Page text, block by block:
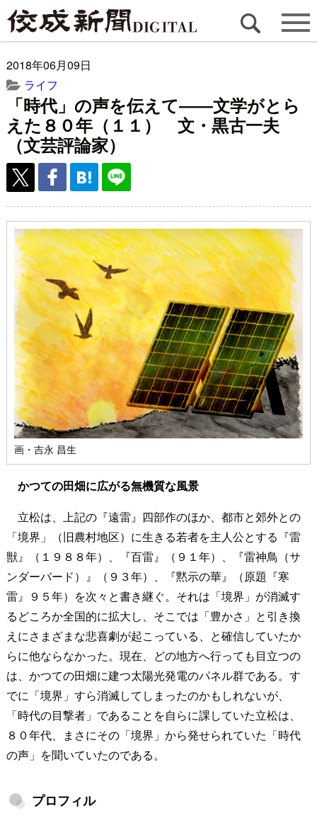
2018年06月09日
ライフ
「時代」の声を伝えて――文学がとら
えた８０年（１１） 文・黒古一夫
（文芸評論家）
画・吉永 昌生
かつての田畑に広がる無機質な風景
立松は、上記の『遠雷』四部作のほか、都市と郊外との
「境界」（旧農村地区）に生きる若者を主人公とする『雷
獣』（１９８８年）、『百雷』（９１年）、『雷神鳥（サ
ンダーバード）』（９３年）、『黙示の華』（原題『寒
雷』９５年）を次々と書き継ぐ。それは「境界」が消滅す
るどころか全国的に拡大し、そこでは「豊かさ」と引き換
えにさまざまな悲喜劇が起こっている、と確信していたか
らに他ならなかった。現在、どの地方へ行っても目立つの
は、かつての田畑に建つ太陽光発電のパネル群である。す
でに「境界」すら消滅してしまったのかもしれないが、
「時代の目撃者」であることを自らに課していた立松は、
８０年代、まさにその「境界」から発せられていた「時代
の声」を聞いていたのである。
プロフィル